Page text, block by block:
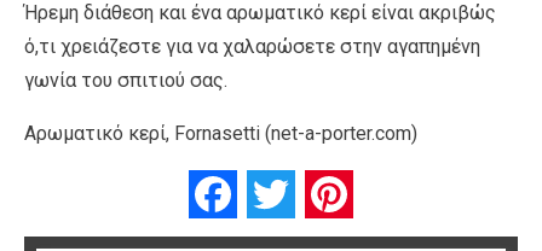
Ήρεμη διάθεση και ένα αρωματικό κερί είναι ακριβώς
ό,τι χρειάζεστε για να χαλαρώσετε στην αγαπημένη
γωνία του σπιτιού σας.
Αρωματικό κερί, Fornasetti (net-a-porter.com)
FacebookTwitter